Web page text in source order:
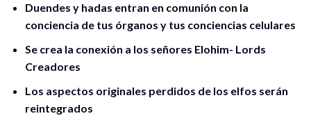
Duendes y hadas entran en comunión con la
conciencia de tus órganos y tus conciencias celulares
Se crea la conexión a los señores Elohim- Lords
Creadores
Los aspectos originales perdidos de los elfos serán
reintegrados